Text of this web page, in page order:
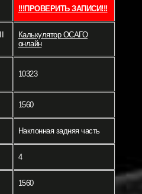
!!!ПРОВЕРИТЬ ЗАПИСИ!!!
Калькулятор ОСАГО
онлайн
10323
1560
Наклонная задняя часть
4
1560